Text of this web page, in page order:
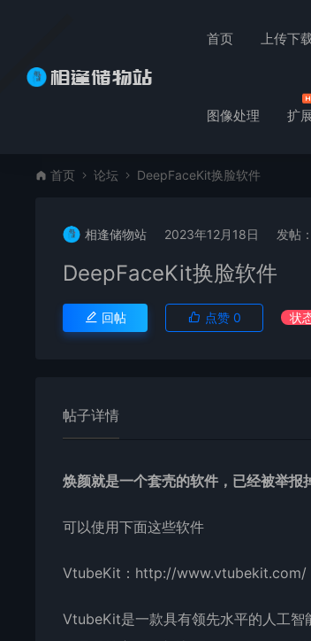
首页 上传下
图像处理 扩
首页 论坛 DeepFaceKit换脸软件
相逢储物站 2023年12月18日 发帖：
DeepFaceKit换脸软件
回帖 点赞 0 状
帖子详情
焕颜就是一个套壳的软件，已经被举报
可以使用下面这些软件
VtubeKit： http://www.vtubekit.com/
VtubeKit是一款具有领先水平的人工智